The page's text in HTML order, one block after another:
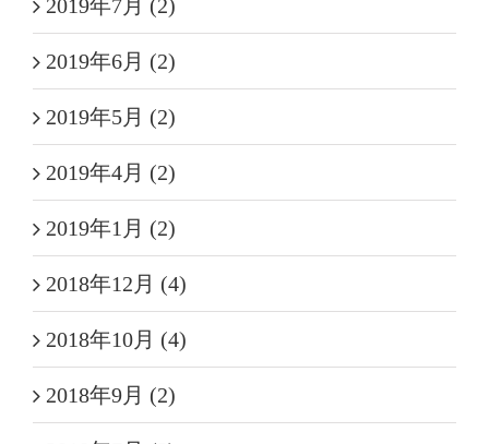
2019年7月 (2)
2019年6月 (2)
2019年5月 (2)
2019年4月 (2)
2019年1月 (2)
2018年12月 (4)
2018年10月 (4)
2018年9月 (2)